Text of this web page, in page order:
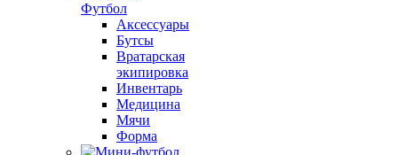
Футбол
Аксессуары
Бутсы
Вратарская
экипировка
Инвентарь
Медицина
Мячи
Форма